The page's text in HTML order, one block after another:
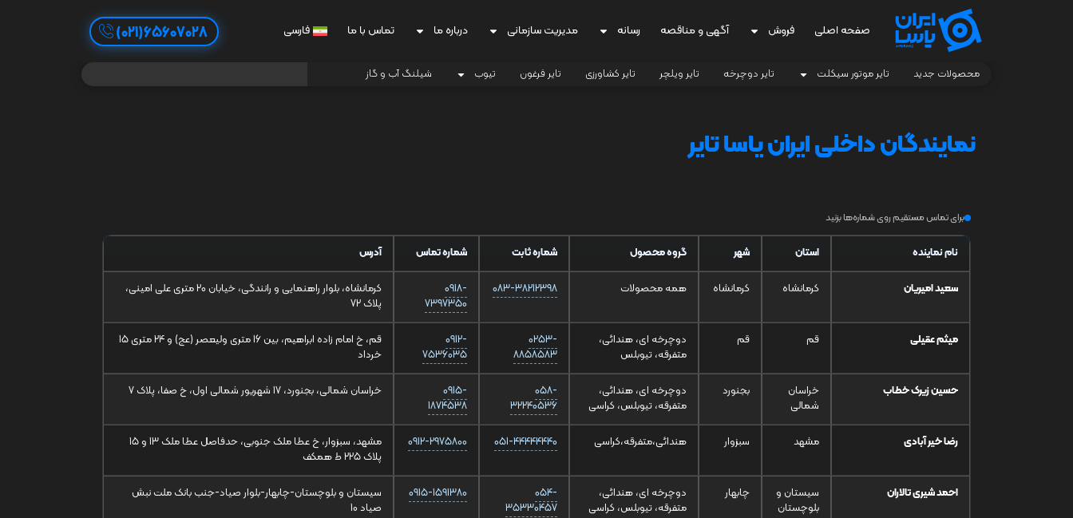
صفحه اصلی فروش آگهی و مناقصه رسانه مدیریت سازمانی درباره ما تماس با ما فارسی 65607028(021)
محصولات جدید تایر موتور سیکلت تایر دوچرخه تایر ویلچر تایر کشاورزی تایر فرغون تیوب شیلنگ آب و گاز
نمایندگان داخلیایران یاسا تایر
برای تماس مستقیم روی شماره‌ها بزنید
نام نماینده استان شهر گروه محصول شماره ثابت شماره تماس آدرس
سعید امیریان کرمانشاه کرمانشاه همه محصولات 083-38212398
0918-
7397350
کرمانشاه، بلوار راهنمایی و رانندگی، خیابان 20 متری علی امینی،
پلاک 72
میثم عقیلی قم قم
دوچرخه ای، هندائی،
متفرقه، تیوبلس
0253-
8858583
0912-
7536035
قم، خ امام زاده ابراهیم، بین 16 متری ولیعصر (عج) و 24 متری 15
خرداد
حسین زیرک خطاب
خراسان
شمالی
بجنورد
دوچرخه ای، هندائی،
متفرقه، تیوبلس، کراسی
058-
32240536
0915-
1874538
خراسان شمالی، بجنورد، 17 شهریور شمالی اول، خ صفا، پلاک 7
رضا خیر آبادی مشهد سبزوار هندائی،متفرقه،کراسی 051-44444440
0912-2975800
مشهد، سبزوار، خ عطا ملک جنوبی، حدفاصل عطا ملک 13 و 15
پلاک 225 ط همکف
احمد شیری تالاران
سیستان و
بلوچستان
چابهار
دوچرخه ای، هندائی،
متفرقه، تیوبلس، کراسی
054-
35330457
0915-1591380
سیستان و بلوچستان-چابهار-بلوار صیاد-جنب بانک ملت نبش
صیاد 10